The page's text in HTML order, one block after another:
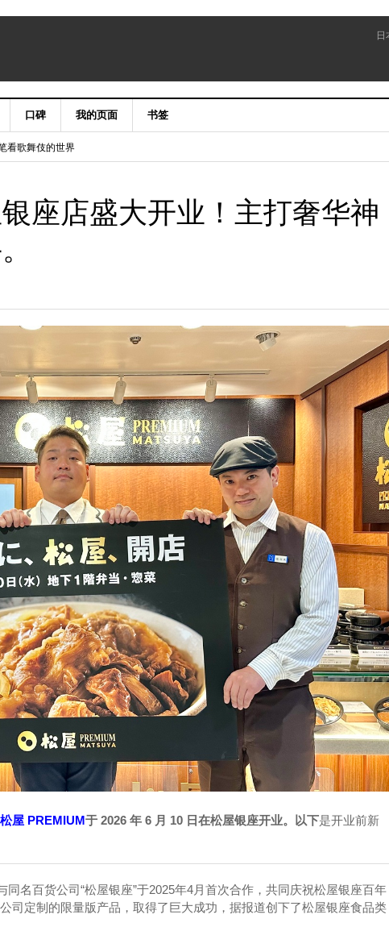
口碑 我的页面 书签
CLASSIC&LUXURY X’mas2015
看歌舞伎的世界
银座店盛大开业！主打奢华神
松屋 PREMIUM于 2026 年 6 月 10 日在松屋银座开业。以下是开业前新
同名百货公司“松屋银座”于2025年4月首次合作，共同庆祝松屋银座百年
司定制的限量版产品，取得了巨大成功，据报道创下了松屋银座食品类